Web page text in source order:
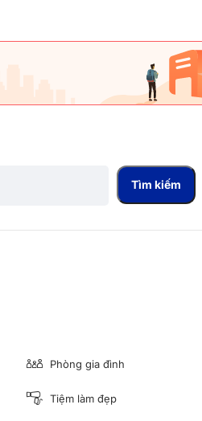
Tìm kiếm
Phòng gia đình
Tiệm làm đẹp